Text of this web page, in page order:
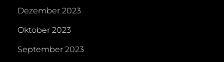
Dezember 2023
Oktober 2023
September 2023